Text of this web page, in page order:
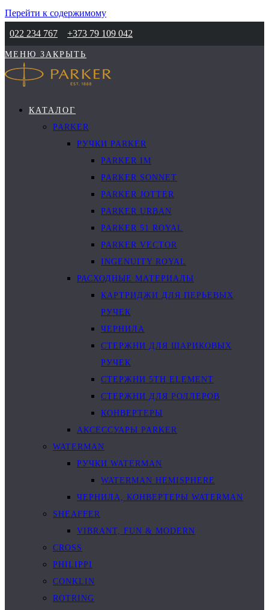
Перейти к содержимому
022 234 767
+373 79 109 042
МЕНЮ ЗАКРЫТЬ
КАТАЛОГ
PARKER
РУЧКИ PARKER
PARKER IM
PARKER SONNET
PARKER JOTTER
PARKER URBAN
PARKER 51 ROYAL
PARKER VECTOR
INGENUITY ROYAL
РАСХОДНЫЕ МАТЕРИАЛЫ
КАРТРИДЖИ ДЛЯ ПЕРЬЕВЫХ
РУЧЕК
ЧЕРНИЛА
СТЕРЖНИ ДЛЯ ШАРИКОВЫХ
РУЧЕК
СТЕРЖНИ 5TH ELEMENT
СТЕРЖНИ ДЛЯ РОЛЛЕРОВ
КОНВЕРТЕРЫ
АКСЕССУАРЫ PARKER
WATERMAN
РУЧКИ WATERMAN
WATERMAN HEMISPHERE
ЧЕРНИЛА, КОНВЕРТЕРЫ WATERMAN
SHEAFFER
VIBRANT, FUN & MODERN
CROSS
PHILIPPI
CONKLIN
ROTRING